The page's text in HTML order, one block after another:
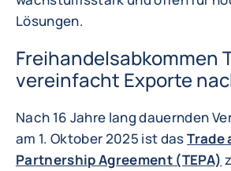
Lösungen.
Freihandelsabkommen
vereinfacht Exporte
Nach 16 Jahre lang dauernden
am 1. Oktober 2025 ist dasTrade
Partnership Agreement (TEPA)